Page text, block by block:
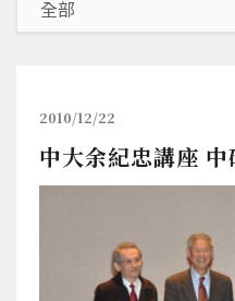
2010/12/22
中大余紀忠講座